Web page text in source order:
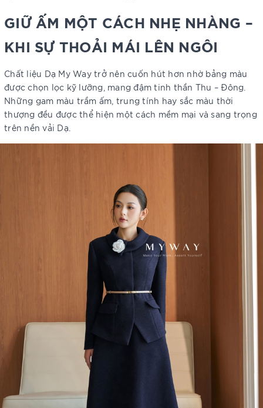
GIỮ ẤM MỘT CÁCH NHẸ NHÀNG –
KHI SỰ THOẢI MÁI LÊN NGÔI
Chất liệu Dạ My Way trở nên cuốn hút hơn nhờ bảng màu
được chọn lọc kỹ lưỡng, mang đậm tinh thần Thu – Đông.
Những gam màu trầm ấm, trung tính hay sắc màu thời
thượng đều được thể hiện một cách mềm mại và sang trọng
trên nền vải Dạ.